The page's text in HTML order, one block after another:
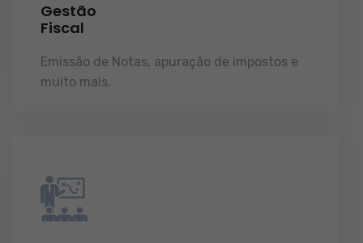
Gestão
Fiscal
Emissão de Notas, apuração de impostos e
muito mais.